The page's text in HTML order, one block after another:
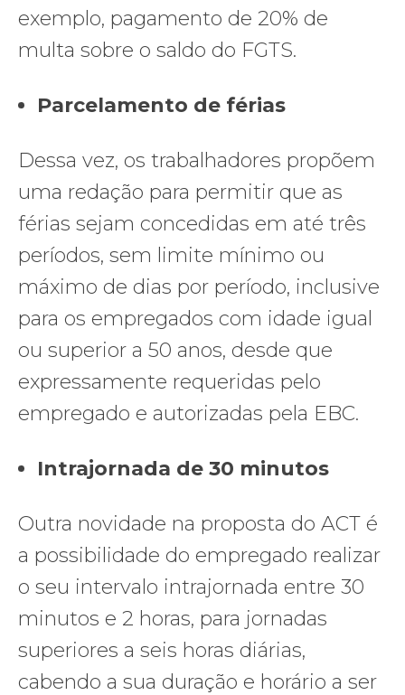
exemplo, pagamento de 20% de
multa sobre o saldo do FGTS.
Parcelamento de férias
Dessa vez, os trabalhadores propõem
uma redação para permitir que as
férias sejam concedidas em até três
períodos, sem limite mínimo ou
máximo de dias por período, inclusive
para os empregados com idade igual
ou superior a 50 anos, desde que
expressamente requeridas pelo
empregado e autorizadas pela EBC.
Intrajornada de 30 minutos
Outra novidade na proposta do ACT é
a possibilidade do empregado realizar
o seu intervalo intrajornada entre 30
minutos e 2 horas, para jornadas
superiores a seis horas diárias,
cabendo a sua duração e horário a ser